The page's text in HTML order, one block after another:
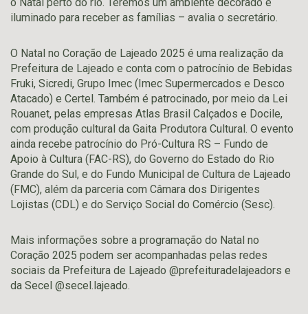
iluminado para receber as famílias – avalia o secretário.
O Natal no Coração de Lajeado 2025 é uma realização da
Prefeitura de Lajeado e conta com o patrocínio de Bebidas
Fruki, Sicredi, Grupo Imec (Imec Supermercados e Desco
Atacado) e Certel. Também é patrocinado, por meio da Lei
Rouanet, pelas empresas Atlas Brasil Calçados e Docile,
com produção cultural da Gaita Produtora Cultural. O evento
ainda recebe patrocínio do Pró-Cultura RS – Fundo de
Apoio à Cultura (FAC-RS), do Governo do Estado do Rio
Grande do Sul, e do Fundo Municipal de Cultura de Lajeado
(FMC), além da parceria com Câmara dos Dirigentes
Lojistas (CDL) e do Serviço Social do Comércio (Sesc).
Mais informações sobre a programação do Natal no
Coração 2025 podem ser acompanhadas pelas redes
sociais da Prefeitura de Lajeado @prefeituradelajeadors e
da Secel @secel.lajeado.